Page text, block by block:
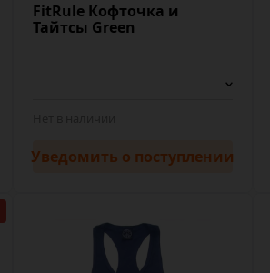
FitRule Кофточка и
Тайтсы Green
Уведомить о поступлении